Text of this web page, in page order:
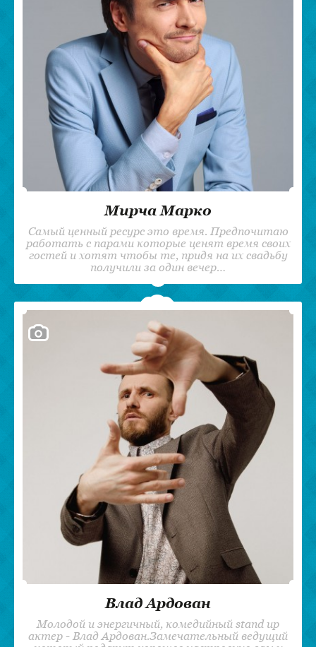
Мирча Марко
Самый ценный ресурс это время. Предпочитаю
работать с парами которые ценят время своих
гостей и хотят чтобы те, придя на их свадьбу
получили за один вечер…
Влад Ардован
Молодой и энергичный, комедийный stand up
актер - Влад Ардован.Замечательный ведущий